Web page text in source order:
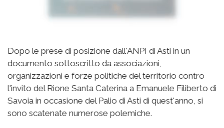
Dopo le prese di posizione dall'ANPI di Asti in un
documento sottoscritto da associazioni,
organizzazioni e forze politiche del territorio contro
l'invito del Rione Santa Caterina a Emanuele Filiberto di
Savoia in occasione del Palio di Asti di quest'anno, si
sono scatenate numerose polemiche.